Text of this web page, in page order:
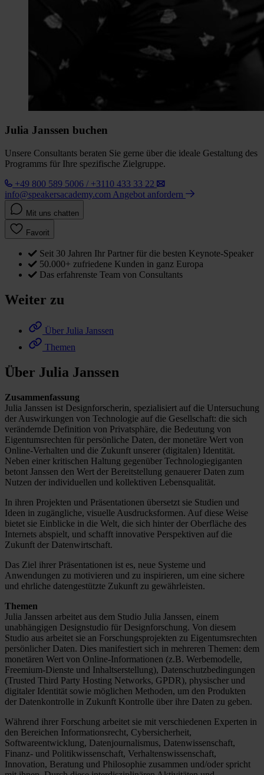
Julia Janssen buchen
Unsere Consultants beraten Sie gerne über die ideale Gestaltung des
Programms für Ihre spezifische Zielgruppe.
+49 800 589 5006 / +3110 433 33 22
info@speakersacademy.com Angebot anfordern
Mit uns chatten
Favorit
Seit 30 Jahren Ihr Partner für die besten Keynote-Speaker
50.000+ zufriedene Kunden in ganz Europa
Das erfahrenste Team von Consultants
Weiter zu
Über Julia Janssen
Themen
Über Julia Janssen
Zusammenfassung
Julia Janssen ist Designforscherin, spezialisiert auf die Untersuchung
der Auswirkungen von Technologie auf die Gesellschaft: die sich
verändernde Definition von Privatsphäre, die Bedeutung von
Eigentumsrechten für persönliche Daten, der monetäre Wert von
Online-Verhalten und die Zukunft unserer (digitalen) Identität.
Neben einer kritischen Haltung gegenüber Technologiegiganten
betont Janssen den Wert der Bereitstellung genauerer Daten zum
Nutzen der individuellen und kollektiven Lebensqualität.
In ihren Projekten und Präsentationen übersetzt sie Studien und
Ideen in zugängliche, visuelle Ausdrucksformen. Auf diese Weise
bietet sie Einblicke in die Welt, die sich hinter der Oberfläche des
Internets abspielt, und schafft innovative Perspektiven auf die
Zukunft der Datenwirtschaft.
Das Ziel ihrer Präsentationen ist es, neue Systeme und
Anwendungen zu motivieren und zu inspirieren, um eine sichere
und ehrliche datengestützte Zukunft zu gewährleisten.
Themen
Julia Janssen arbeitet aus dem Studio Julia Janssen, einem
unabhängigen Designstudio für Designforschung. Von diesem
Studio aus arbeitet sie an Forschungsprojekten zu Eigentumsrechten
persönlicher Daten. Dies manifestiert sich in mehreren Themen: dem
monetären Wert von Online-Informationen (z.B. Werbemodelle,
Freemium-Dienste und Inhaltserstellung), Datenschutzbedingungen
(Trusted Third Party Hosting Networks, GPDR), physischer und
digitaler Identität sowie möglichen Methoden, um den Produkten
der Datenkontrolle in Zukunft Kontrolle über ihre Daten zu geben.
Während ihrer Forschung arbeitet sie mit verschiedenen Experten in
den Bereichen Informationsrecht, Cybersicherheit,
Softwareentwicklung, Datenjournalismus, Datenwissenschaft,
Finanz- und Politikwissenschaft, Verhaltenswissenschaft,
Innovation, Beratung und Philosophie zusammen und/oder spricht